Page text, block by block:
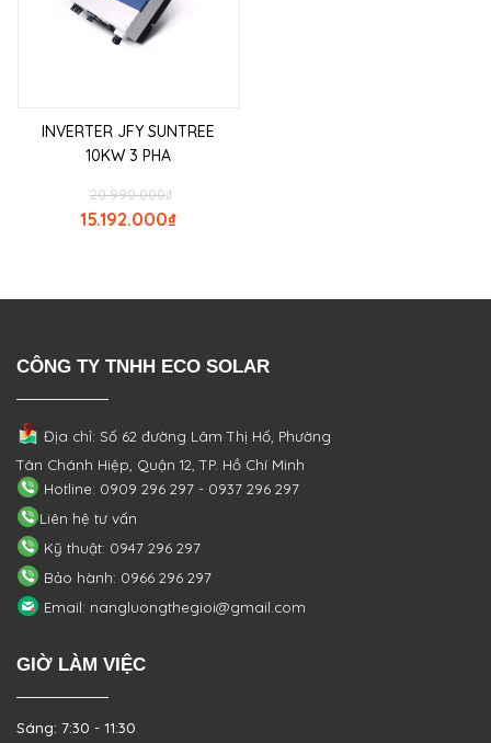
INVERTER JFY SUNTREE
10KW 3 PHA
₫
20.990.000
₫
15.192.000
CÔNG TY TNHH ECO SOLAR
Địa chỉ: Số 62 đường Lâm Thị Hố, Phường
Tân Chánh Hiệp, Quận 12, TP. Hồ Chí Minh
Hotline: 0909 296 297 - 0937 296 297
Liên hệ tư vấn
Kỹ thuật: 0947 296 297
Bảo hành: 0966 296 297
Email: nangluongthegioi@gmail.com
GIỜ LÀM VIỆC
Sáng: 7:30 - 11:30